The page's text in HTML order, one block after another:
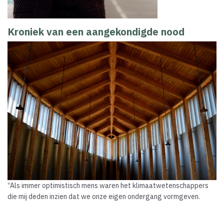
Kroniek van een aangekondigde nood
“Als immer optimistisch mens waren het klimaatwetenschappers
die mij deden inzien dat we onze eigen ondergang vormgeven.